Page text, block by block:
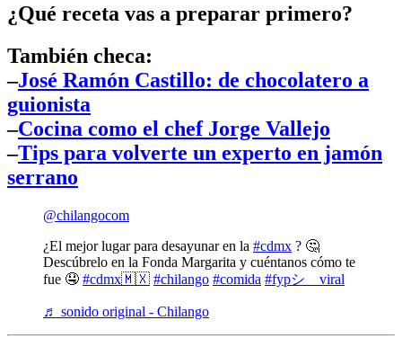
¿Qué receta vas a preparar primero?
También checa:
–José Ramón Castillo: de chocolatero a
guionista
–Cocina como el chef Jorge Vallejo
–Tips para volverte un experto en jamón
serrano
@chilangocom
¿El mejor lugar para desayunar en la #cdmx ? 🤔
Descúbrelo en la Fonda Margarita y cuéntanos cómo te
fue 🤤 #cdmx🇲🇽 #chilango #comida #fypシ゚viral
♬ sonido original - Chilango